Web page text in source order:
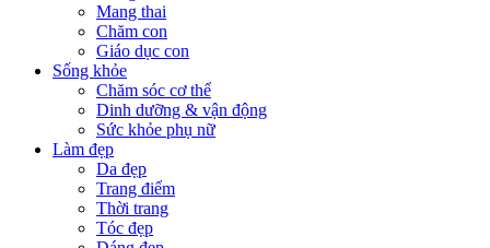
Mang thai
Chăm con
Giáo dục con
Sống khỏe
Chăm sóc cơ thể
Dinh dưỡng & vận động
Sức khỏe phụ nữ
Làm đẹp
Da đẹp
Trang điểm
Thời trang
Tóc đẹp